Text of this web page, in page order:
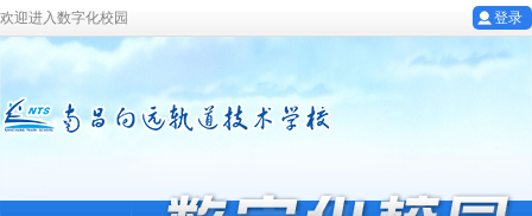
登录
欢迎进入数字化校园